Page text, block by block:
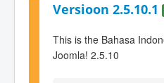
Versioon 2.5.10.1
This is the Bahasa
Joomla! 2.5.10